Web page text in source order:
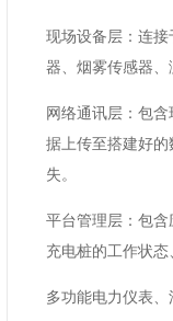
现场设备层：连
器、烟雾传感器、
网络通讯层：包
据上传至搭建好
失。
平台管理层：包含
充电桩的工作状态
多功能电力仪表